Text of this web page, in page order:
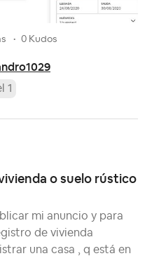
0 Kudos
1
o suelo rústico
mi anuncio y para
de vivienda
una casa , q está en